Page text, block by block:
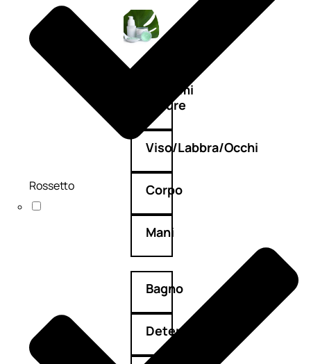
Profumi
nature
Viso/Labbra/Occhi
Corpo
Mani
Bagno
Detergenza
Rossetto